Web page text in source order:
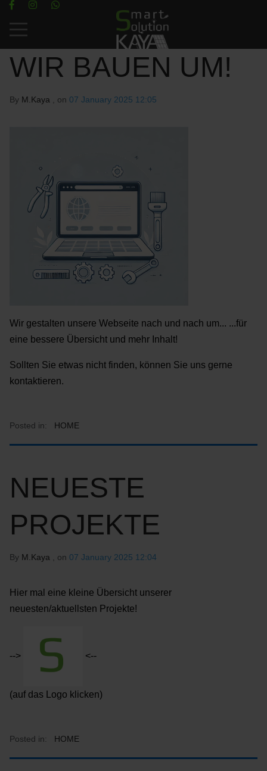
Mobile Menu Toggle
WIR BAUEN UM!
By M.Kaya , on 07 January 2025 12:05
Wir gestalten unsere Webseite nach und nach um... ...für
eine bessere Übersicht und mehr Inhalt!
Sollten Sie etwas nicht finden, können Sie uns gerne
kontaktieren.
Posted in: HOME
NEUESTE
PROJEKTE
By M.Kaya , on 07 January 2025 12:04
Hier mal eine kleine Übersicht unserer
neuesten/aktuellsten Projekte!
--> <--
(auf das Logo klicken)
Posted in: HOME